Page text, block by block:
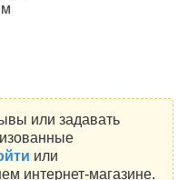
или задавать
или
интернет-магазине.